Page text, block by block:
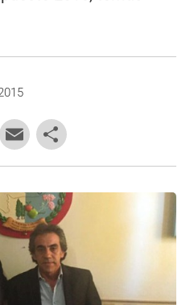
T
E
m
ai
l
o
m
p
tir